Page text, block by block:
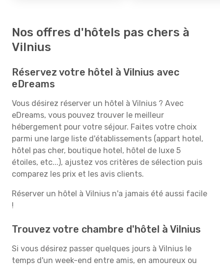
Nos offres d'hôtels pas chers à
Vilnius
Réservez votre hôtel à Vilnius avec
eDreams
Vous désirez réserver un hôtel à Vilnius ? Avec
eDreams, vous pouvez trouver le meilleur
hébergement pour votre séjour. Faites votre choix
parmi une large liste d'établissements (appart hotel,
hôtel pas cher, boutique hotel, hôtel de luxe 5
étoiles, etc...), ajustez vos critères de sélection puis
comparez les prix et les avis clients.
Réserver un hôtel à Vilnius n'a jamais été aussi facile
!
Trouvez votre chambre d'hôtel à Vilnius
Si vous désirez passer quelques jours à Vilnius le
temps d'un week-end entre amis, en amoureux ou